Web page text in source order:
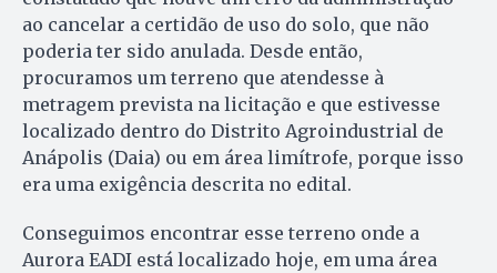
ao cancelar a certidão de uso do solo, que não
poderia ter sido anulada. Desde então,
procuramos um terreno que atendesse à
metragem prevista na licitação e que estivesse
localizado dentro do Distrito Agroindustrial de
Anápolis (Daia) ou em área limítrofe, porque isso
era uma exigência descrita no edital.
Conseguimos encontrar esse terreno onde a
Aurora EADI está localizado hoje, em uma área